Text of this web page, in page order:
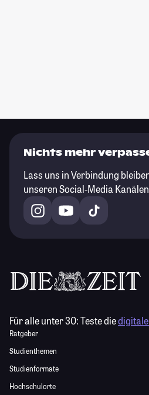
Nichts mehr
Lass uns in Verbindung
unseren Social-Media
Für alle unter 30:Teste die
Ratgeber
Studienthemen
Studienformate
Hochschulorte